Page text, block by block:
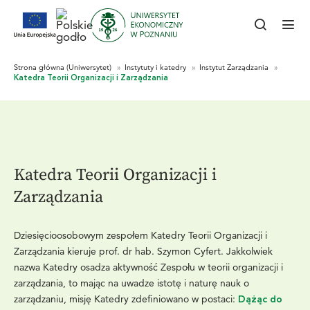
Katedra Teorii Organizacji i
Zarządzania
Dziesięcioosobowym zespołem Katedry Teorii Organizacji i
Zarządzania kieruje prof. dr hab. Szymon Cyfert. Jakkolwiek
nazwa Katedry osadza aktywność Zespołu w teorii organizacji i
zarządzania, to mając na uwadze istotę i naturę nauk o
zarządzaniu, misję Katedry zdefiniowano w postaci: Dążąc do